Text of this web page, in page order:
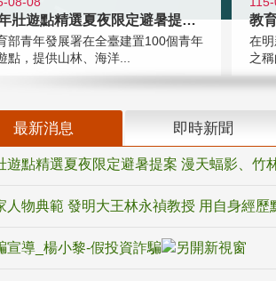
青年壯遊點精選夏夜限定避暑提案 漫
部青年發展署在全臺建置100個青年
點，提供山林、海洋...
在明
之
最新消息 即時新聞
遊點精選夏夜限定避暑提案 漫天蝠影、竹
人物典範 發明大王林永禎教授 用自身經歷
宣導_楊小黎-假投資詐騙